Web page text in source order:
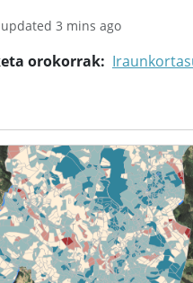
3 mins ago
orokorrak